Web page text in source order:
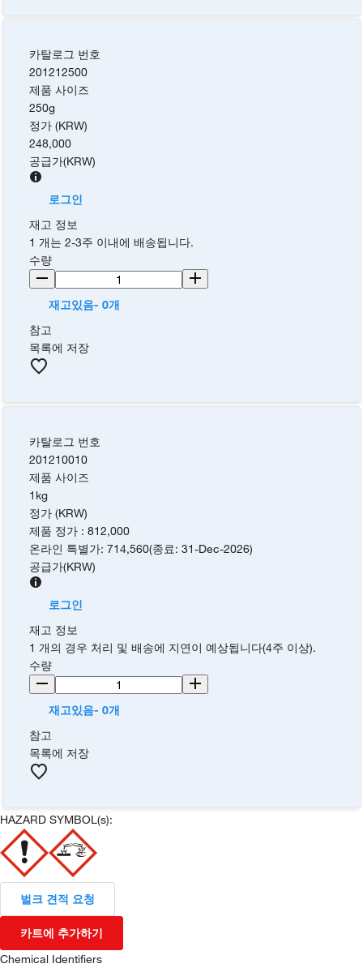
카탈로그 번호
201212500
제품 사이즈
250g
정가 (KRW)
248,000
공급가(KRW)
로그인
재고 정보
1 개는 2-3주 이내에 배송됩니다.
수량
재고있음- 0개
참고
목록에 저장
카탈로그 번호
201210010
제품 사이즈
1kg
정가 (KRW)
제품 정가 :812,000
온라인 특별가:714,560(종료:31-Dec-2026)
공급가(KRW)
로그인
재고 정보
1 개의 경우 처리 및 배송에 지연이 예상됩니다(4주 이상).
수량
재고있음- 0개
참고
목록에 저장
HAZARD SYMBOL(s):
벌크 견적 요청
카트에 추가하기
Chemical Identifiers